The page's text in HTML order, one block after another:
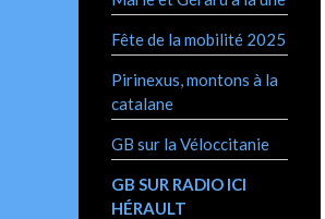
Fête de la mobilité 2025
Pirinexus, montons à la
catalane
GB sur la Véloccitanie
GB SUR RADIO ICI
HÉRAULT